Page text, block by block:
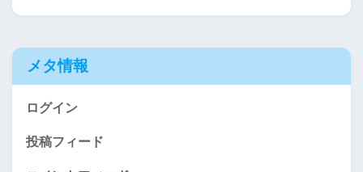
メタ情報
ログイン
投稿フィード